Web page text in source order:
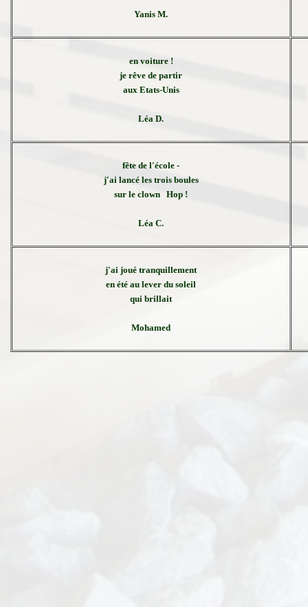
Yanis M.
en voiture !
je rêve de partir
aux Etats-Unis
Léa D.
fête de l'école -
j'ai lancé les trois boules
sur le clown Hop !
Léa C.
j'ai joué tranquillement
en été au lever du soleil
qui brillait
Mohamed